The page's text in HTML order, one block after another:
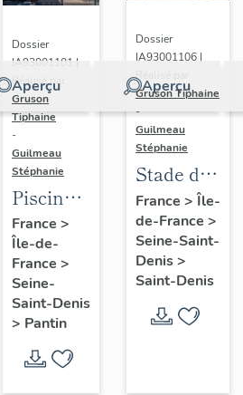
Aperçu
Dossier
IA93001101 |
Réalisé par
Gruson
Tiphaine
-
Guilmeau
Stéphanie
Piscine
Leclerc,
actuellement
piscine
Alice-
Milliat
France >
Île-de-
France >
Seine-
Saint-Denis
> Pantin
Aperçu
Dossier
IA93001106 |
Réalisé par
Gruson Tiphaine
-
Guilmeau
Stéphanie
Stade de
France
France > Île-
de-France >
Seine-Saint-
Denis>
Saint-Denis